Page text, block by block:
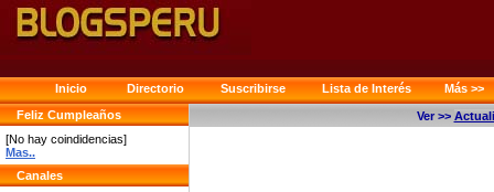
Inicio Directorio Suscribirse Lista de Interés
Más >>
Feliz Cumpleaños
[No hay coindidencias]
Mas..
Canales
Ver >>